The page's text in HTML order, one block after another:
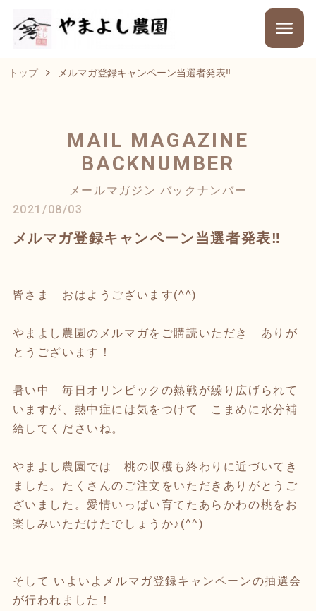
トップ メルマガ登録キャンペーン当選者発表‼︎
MAIL MAGAZINE
BACKNUMBER
メールマガジン バックナンバー
2021/08/03
メルマガ登録キャンペーン当選者発表‼︎
皆さま おはようございます(^^)
やまよし農園のメルマガをご購読いただき ありが
とうございます！
暑い中 毎日オリンピックの熱戦が繰り広げられて
いますが、熱中症には気をつけて こまめに水分補
給してくださいね。
やまよし農園では 桃の収穫も終わりに近づいてき
ました。たくさんのご注文をいただきありがとうご
ざいました。愛情いっぱい育てたあらかわの桃をお
楽しみいただけたでしょうか♪(^^)
そして いよいよメルマガ登録キャンペーンの抽選会
が行われました！